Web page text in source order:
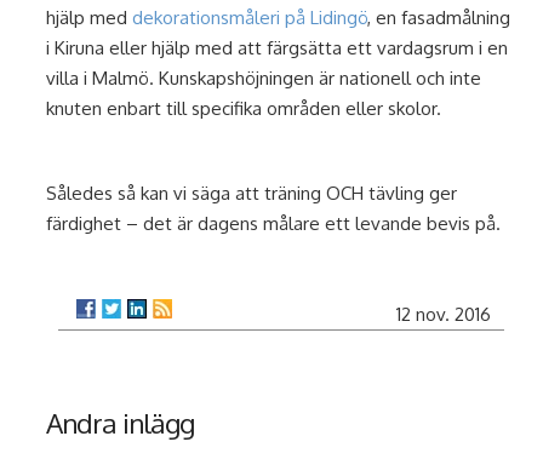
hjälp meddekorationsmåleri på Lidingö, en fasadmålning
i Kiruna eller hjälp med att färgsätta ett vardagsrum i en
villa i Malmö. Kunskapshöjningen är nationell och inte
knuten enbart till specifika områden eller skolor.
Således så kan vi säga att träning OCH tävling ger
färdighet – det är dagens målare ett levande bevis på.
12 nov. 2016
Andra inlägg